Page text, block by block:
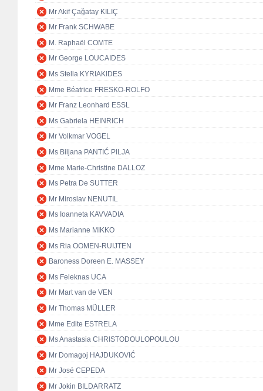
Mr Akif Çağatay KILIÇ
Mr Frank SCHWABE
M. Raphaël COMTE
Mr George LOUCAIDES
Ms Stella KYRIAKIDES
Mme Béatrice FRESKO-ROLFO
Mr Franz Leonhard ESSL
Ms Gabriela HEINRICH
Mr Volkmar VOGEL
Ms Biljana PANTIĆ PILJA
Mme Marie-Christine DALLOZ
Ms Petra De SUTTER
Mr Miroslav NENUTIL
Ms Ioanneta KAVVADIA
Ms Marianne MIKKO
Ms Ria OOMEN-RUIJTEN
Baroness Doreen E. MASSEY
Ms Feleknas UCA
Mr Mart van de VEN
Mr Thomas MÜLLER
Mme Edite ESTRELA
Ms Anastasia CHRISTODOULOPOULOU
Mr Domagoj HAJDUKOVIĆ
Mr José CEPEDA
Mr Jokin BILDARRATZ